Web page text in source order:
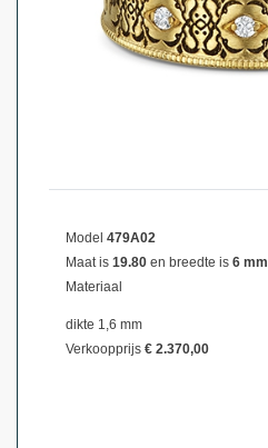
Model 479A02
Maat is 19.80 en breedte is 6 mm
Materiaal
dikte 1,6 mm
Verkoopprijs € 2.370,00